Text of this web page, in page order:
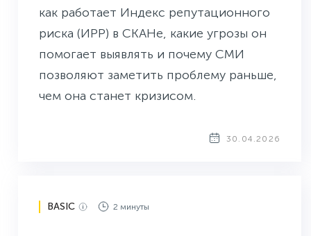
как работает Индекс репутационного
риска (ИРР) в СКАНе, какие угрозы он
помогает выявлять и почему СМИ
позволяют заметить проблему раньше,
чем она станет кризисом.
30.04.2026
BASIC 2 минуты